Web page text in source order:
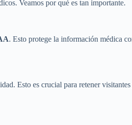
Veamos por qué es tan importante.
. Esto protege la información médica
Esto es crucial para retener